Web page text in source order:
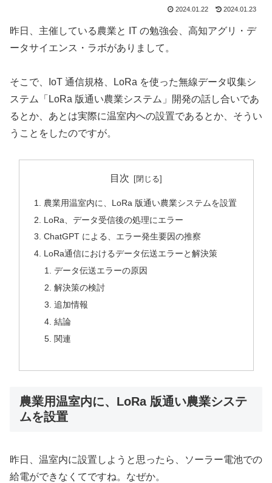
2024.01.22 2024.01.23
昨日、主催している農業と IT の勉強会、高知アグリ・デ
ータサイエンス・ラボがありまして。
そこで、IoT 通信規格、LoRa を使った無線データ収集シ
ステム「LoRa 版通い農業システム」開発の話し合いであ
るとか、あとは実際に温室内への設置であるとか、そうい
うことをしたのですが。
目次
農業用温室内に、LoRa 版通い農業システムを設置
LoRa、データ受信後の処理にエラー
ChatGPT による、エラー発生要因の推察
LoRa通信におけるデータ伝送エラーと解決策
データ伝送エラーの原因
解決策の検討
追加情報
結論
関連
農業用温室内に、LoRa 版通い農業システ
ムを設置
昨日、温室内に設置しようと思ったら、ソーラー電池での
給電ができなくてですね。なぜか。